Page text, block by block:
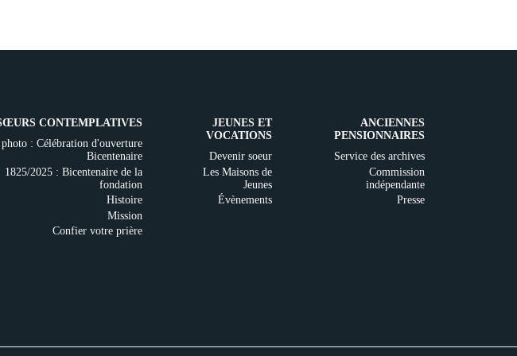
CONTEMPLATIVES
: Célébration d'ouverture
Bicentenaire
1825/2025 : Bicentenaire de la
fondation
Histoire
Mission
Confier votre prière
JEUNES ET
VOCATIONS
Devenir soeur
Les Maisons de
Jeunes
Évènements
ANCIENNES
PENSIONNAIRES
Service des archives
Commission
indépendante
Presse